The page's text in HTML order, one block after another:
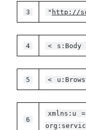
3 " http://
4 < s:Body
5 <
6
xmlns:u =